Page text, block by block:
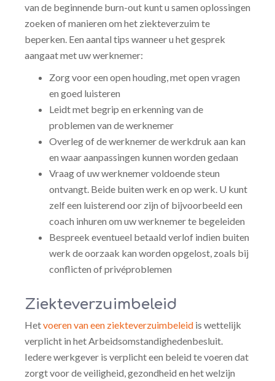
van de beginnende burn-out kunt u samen oplossingen
zoeken of manieren om het ziekteverzuim te
beperken. Een aantal tips wanneer u het gesprek
aangaat met uw werknemer:
Zorg voor een open houding, met open vragen
en goed luisteren
Leidt met begrip en erkenning van de
problemen van de werknemer
Overleg of de werknemer de werkdruk aan kan
en waar aanpassingen kunnen worden gedaan
Vraag of uw werknemer voldoende steun
ontvangt. Beide buiten werk en op werk. U kunt
zelf een luisterend oor zijn of bijvoorbeeld een
coach inhuren om uw werknemer te begeleiden
Bespreek eventueel betaald verlof indien buiten
werk de oorzaak kan worden opgelost, zoals bij
conflicten of privéproblemen
Ziekteverzuimbeleid
Hetvoeren van een ziekteverzuimbeleid is wettelijk
verplicht in het Arbeidsomstandighedenbesluit.
Iedere werkgever is verplicht een beleid te voeren dat
zorgt voor de veiligheid, gezondheid en het welzijn